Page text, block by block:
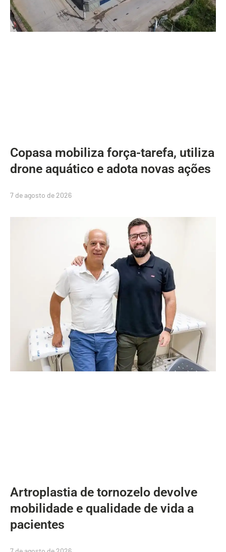
Copasa mobiliza força-tarefa, utiliza
drone aquático e adota novas ações
7 de agosto de 2026
Artroplastia de tornozelo devolve
mobilidade e qualidade de vida a
pacientes